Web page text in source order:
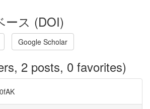
ース (DOI)
Google Scholar
2 posts, 0 favorites)